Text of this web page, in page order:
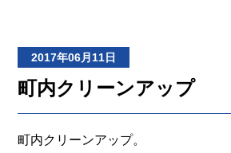
2017年06月11日
町内クリーンアップ
町内クリーンアップ。